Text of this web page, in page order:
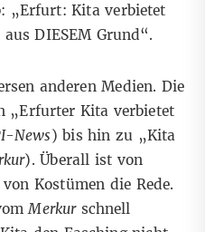
„Erfurt: Kita verbietet
DIESEM Grund“.
anderen Medien. Die
„Erfurter Kita verbietet
News) bis hin zu „Kita
). Überall ist von
Kostümen die Rede.
Merkurschnell